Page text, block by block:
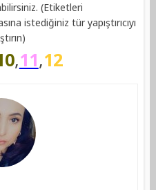
(Etiketleri
istediğiniz tür yapıştırıcıyı
,11,12